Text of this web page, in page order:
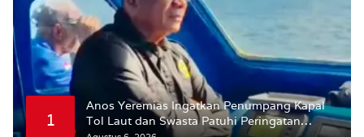
1
Anos Yeremias Ingatkan Penumpang Kapal
Tol Laut dan Swasta Patuhi Peringatan